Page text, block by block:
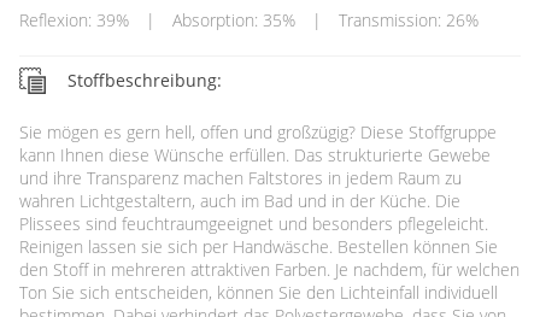
Reflexion: 39% | Absorption: 35% | Transmission: 26%
Stoffbeschreibung:
Sie mögen es gern hell, offen und großzügig? Diese Stoffgruppe
kann Ihnen diese Wünsche erfüllen. Das strukturierte Gewebe
und ihre Transparenz machen Faltstores in jedem Raum zu
wahren Lichtgestaltern, auch im Bad und in der Küche. Die
Plissees sind feuchtraumgeeignet und besonders pflegeleicht.
Reinigen lassen sie sich per Handwäsche. Bestellen können Sie
den Stoff in mehreren attraktiven Farben. Je nachdem, für welchen
Ton Sie sich entscheiden, können Sie den Lichteinfall individuell